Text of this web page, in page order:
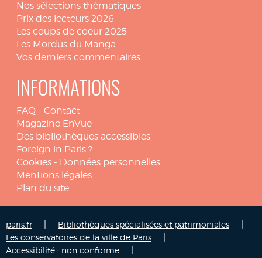
Nos sélections thématiques
Prix des lecteurs 2026
Les coups de coeur 2025
Les Mordus du Manga
Vos derniers commentaires
INFORMATIONS
FAQ - Contact
Magazine EnVue
Des bibliothèques accessibles
Foreign in Paris ?
Cookies - Données personnelles
Mentions légales
Plan du site
paris.fr Bibliothèques spécialisées et patrimoniales
Les conservatoires de la ville de Paris
Accessibilité : non conforme